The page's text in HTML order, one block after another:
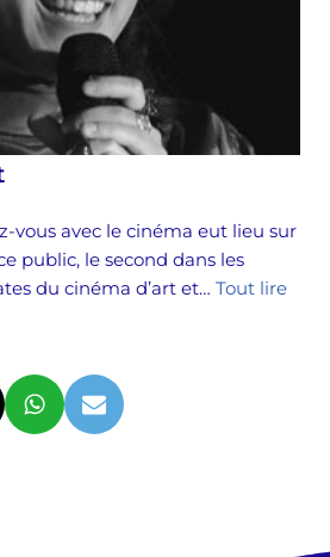
vous avec le cinéma eut lieu sur
public, le second dans les
du cinéma d’art et… Tout lire